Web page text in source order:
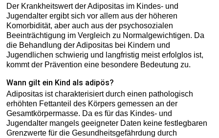
Der Krankheitswert der Adipositas im Kindes- und
Jugendalter ergibt sich vor allem aus der höheren
Komorbidität, aber auch aus der psychosozialen
Beeinträchtigung im Vergleich zu Normalgewichtigen. Da
die Behandlung der Adipositas bei Kindern und
Jugendlichen schwierig und langfristig meist erfolglos ist,
kommt der Prävention eine besondere Bedeutung zu.
Wann gilt ein Kind als adipös?
Adipositas ist charakterisiert durch einen pathologisch
erhöhten Fettanteil des Körpers gemessen an der
Gesamtkörpermasse. Da es für das Kindes- und
Jugendalter mangels geeigneter Daten keine festlegbaren
Grenzwerte für die Gesundheitsgefährdung durch